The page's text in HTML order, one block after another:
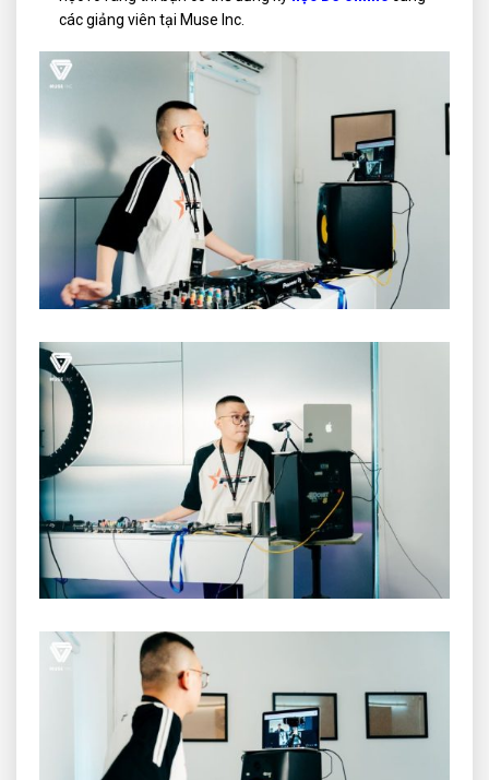
các giảng viên tại Muse Inc.